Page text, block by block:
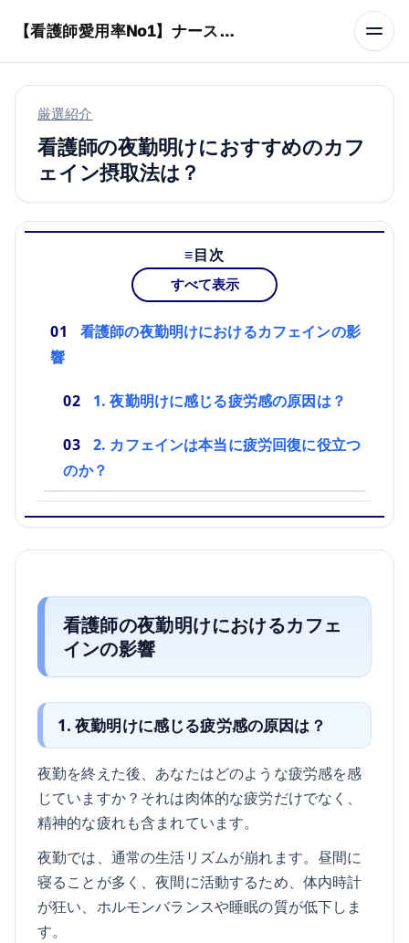
【看護師愛用率No1】ナースリーで人気の商品はコレ
厳選紹介
看護師の夜勤明けにおすすめのカフ
ェイン摂取法は？
目次
すべて表示
看護師の夜勤明けにおけるカフェインの影
響
1. 夜勤明けに感じる疲労感の原因は？
2. カフェインは本当に疲労回復に役立つ
のか？
看護師の夜勤明けにおけるカフェ
インの影響
1. 夜勤明けに感じる疲労感の原因は？
夜勤を終えた後、あなたはどのような疲労感を感
じていますか？それは肉体的な疲労だけでなく、
精神的な疲れも含まれています。
夜勤では、通常の生活リズムが崩れます。昼間に
寝ることが多く、夜間に活動するため、体内時計
が狂い、ホルモンバランスや睡眠の質が低下しま
す。